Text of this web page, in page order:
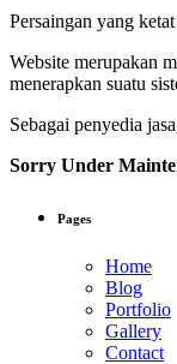
Persaingan yang
Website merupakan
menerapkan suatu
Sebagai penyedia
Sorry Under
Pages
Home
Blog
Portfolio
Gallery
Contact